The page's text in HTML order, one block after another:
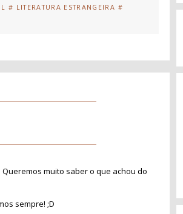
# LITERATURA ESTRANGEIRA #
muito saber o que achou do
sempre! ;D